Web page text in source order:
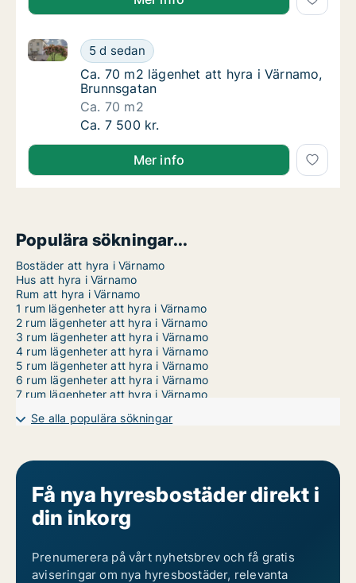
Ca. 70 m2 lägenhet att hyra i Värnamo,
5 d sedan
Ca. 70 m2 lägenhet att hyra i Värnamo, Brunnsgatan
Ca. 70 m2 lägenhet att hyra i Värnamo,
Ca. 70 m2 lägenhet att hyra i Värnamo,
Brunnsgatan
Ca. 70 m2
Ca. 70 m2 lägenhet att hyra i Värnamo,
Ca. 7 500 kr.
Mer info
Populära sökningar...
Bostäder att hyra i Värnamo
Hus att hyra i Värnamo
Rum att hyra i Värnamo
1 rum lägenheter att hyra i Värnamo
2 rum lägenheter att hyra i Värnamo
3 rum lägenheter att hyra i Värnamo
4 rum lägenheter att hyra i Värnamo
5 rum lägenheter att hyra i Värnamo
6 rum lägenheter att hyra i Värnamo
7 rum lägenheter att hyra i Värnamo
Se alla populära sökningar
Få nya hyresbostäder direkt i
din inkorg
Prenumerera på vårt nyhetsbrev och få gratis
aviseringar om nya hyresbostäder, relevanta